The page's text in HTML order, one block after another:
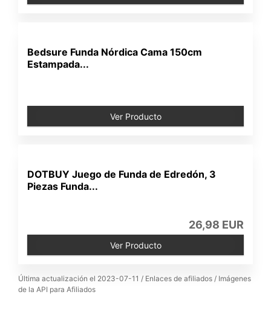
Bedsure Funda Nórdica Cama 150cm
Estampada...
Ver Producto
DOTBUY Juego de Funda de Edredón, 3
Piezas Funda...
26,98 EUR
Ver Producto
Última actualización el 2023-07-11 / Enlaces de afiliados / Imágenes
de la API para Afiliados